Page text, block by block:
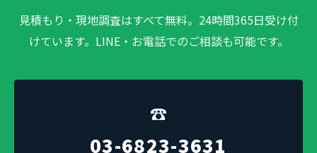
見積もり・現地調査はすべて無料。24時間365日受け付
けています。LINE・お電話でのご相談も可能です。
☎
03-6823-3631